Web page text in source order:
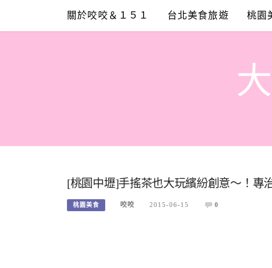
content
關於咬咬＆１５１ 台北美食旅遊 桃園
[桃園中壢]手搖茶也大玩繽紛創意～！專
桃園美食 咬咬 2015-06-15 0